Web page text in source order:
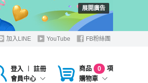
展開廣告
加入LINE YouTube FB粉絲團
登入 ︱
註冊
會員中心
商品 0
項
購物車